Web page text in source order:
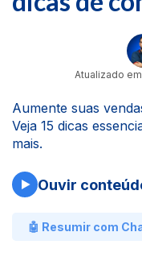
Atualizado em
Aumente suas
Veja 15 dicas
mais.
Ouvir
🤖 Resumir com